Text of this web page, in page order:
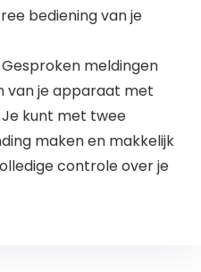
bediening van je
meldingen
van je apparaat met
kunt met twee
maken en makkelijk
controle over je